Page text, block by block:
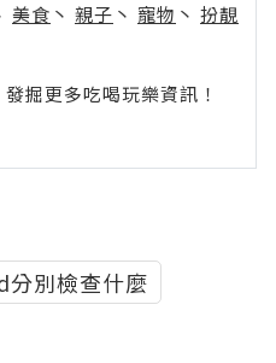
美食 丶 親子 丶 寵物 丶 扮靚
掘更多吃喝玩樂資訊！
別檢查什麼